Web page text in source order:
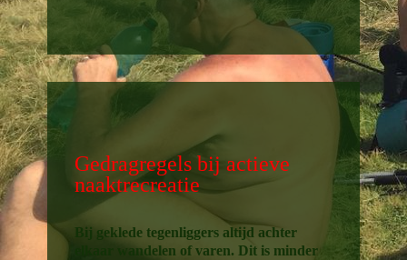
Gedragregels bij actieve
naaktrecreatie
Bij geklede tegenliggers altijd achter
elkaar wandelen of varen. Dit is minder